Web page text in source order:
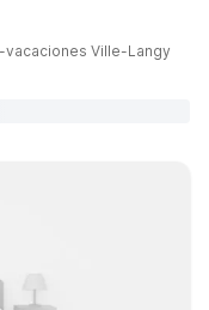
vacaciones Ville-Langy